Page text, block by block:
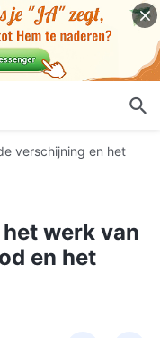
verschijning en het
werk van
en het